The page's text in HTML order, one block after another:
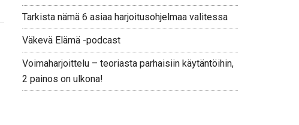
Tarkista nämä 6 asiaa harjoitusohjelmaa valitessa
Väkevä Elämä -podcast
Voimaharjoittelu – teoriasta parhaisiin käytäntöihin,
2 painos on ulkona!